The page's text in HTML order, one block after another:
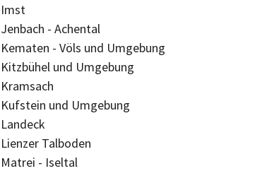
Imst
Jenbach - Achental
Kematen - Völs und Umgebung
Kitzbühel und Umgebung
Kramsach
Kufstein und Umgebung
Landeck
Lienzer Talboden
Matrei - Iseltal